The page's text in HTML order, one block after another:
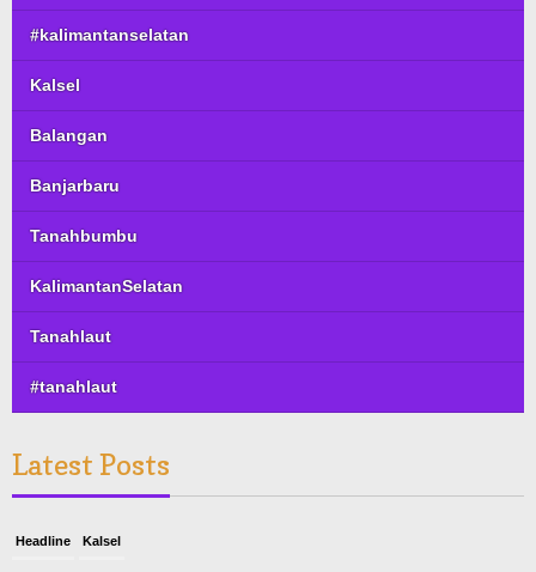
#kalimantanselatan
Kalsel
Balangan
Banjarbaru
Tanahbumbu
KalimantanSelatan
Tanahlaut
#tanahlaut
Latest Posts
Headline Kalsel